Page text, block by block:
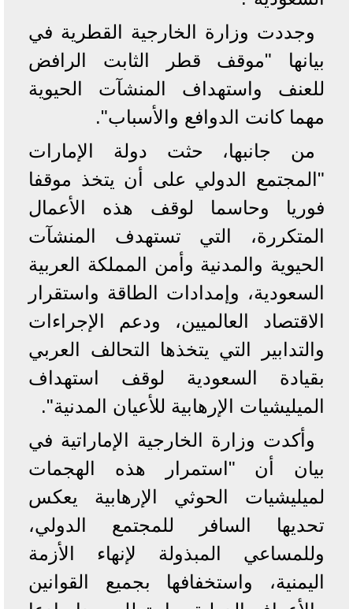
وجددت وزارة الخارجية القطرية في
بيانها "موقف قطر الثابت الرافض
للعنف واستهداف المنشآت الحيوية
مهما كانت الدوافع والأسباب".
من جانبها، حثت دولة الإمارات
"المجتمع الدولي على أن يتخذ موقفا
فوريا وحاسما لوقف هذه الأعمال
المتكررة، التي تستهدف المنشآت
الحيوية والمدنية وأمن المملكة العربية
السعودية، وإمدادات الطاقة واستقرار
الاقتصاد العالميين، ودعم الإجراءات
والتدابير التي يتخذها التحالف العربي
بقيادة السعودية لوقف استهداف
الميليشيات الإرهابية للأعيان المدنية".
وأكدت وزارة الخارجية الإماراتية في
بيان أن "استمرار هذه الهجمات
لميليشيات الحوثي الإرهابية يعكس
تحديها السافر للمجتمع الدولي،
وللمساعي المبذولة لإنهاء الأزمة
اليمنية، واستخفافها بجميع القوانين